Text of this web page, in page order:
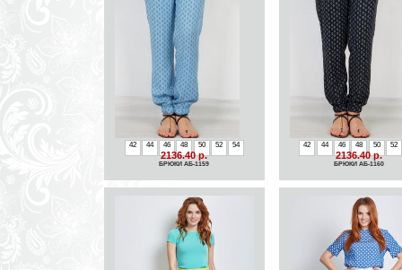
42 44 46 48 50 52 54
2136.40 р.
БРЮКИ АБ-1159
42 44 46 48 50 52
2136.40 р.
БРЮКИ АБ-1160